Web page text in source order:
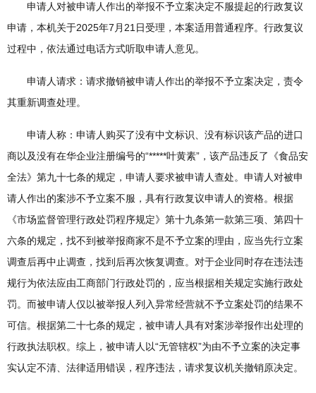
申请人对被申请人作出的举报不予立案决定不服提起的行政复议
申请，本机关于2025年7月21日受理，本案适用普通程序。行政复议
过程中，依法通过电话方式听取申请人意见。
申请人请求：请求撤销被申请人作出的举报不予立案决定，责令
其重新调查处理。
申请人称：申请人购买了没有中文标识、没有标识该产品的进口
商以及没有在华企业注册编号的“*****叶黄素”，该产品违反了《食品安
全法》第九十七条的规定，申请人要求被申请人查处。申请人对被申
请人作出的案涉不予立案不服，具有行政复议申请人的资格。根据
《市场监督管理行政处罚程序规定》第十九条第一款第三项、第四十
六条的规定，找不到被举报商家不是不予立案的理由，应当先行立案
调查后再中止调查，找到后再次恢复调查。对于企业同时存在违法违
规行为依法应由工商部门行政处罚的，应当根据相关规定实施行政处
罚。而被申请人仅以被举报人列入异常经营就不予立案处罚的结果不
可信。根据第二十七条的规定，被申请人具有对案涉举报作出处理的
行政执法职权。综上，被申请人以“无管辖权”为由不予立案的决定事
实认定不清、法律适用错误，程序违法，请求复议机关撤销原决定。